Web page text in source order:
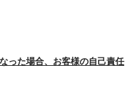
った場合、お客様の自己責任